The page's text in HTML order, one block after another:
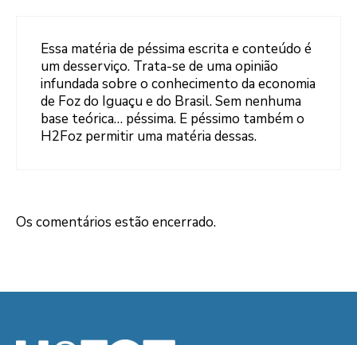
Essa matéria de péssima escrita e conteúdo é
um desserviço. Trata-se de uma opinião
infundada sobre o conhecimento da economia
de Foz do Iguaçu e do Brasil. Sem nenhuma
base teórica… péssima. E péssimo também o
H2Foz permitir uma matéria dessas.
Os comentários estão encerrado.